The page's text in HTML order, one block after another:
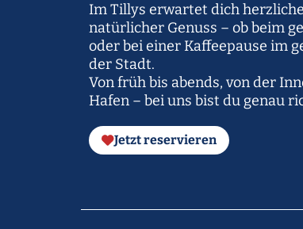
Im Tillys erwartet dich
natürlicher Genuss – ob beim
oder bei einer Kaffeepause im
der Stadt.
Von früh bis abends, von der
Hafen – bei uns bist du genau
Jetzt reservieren